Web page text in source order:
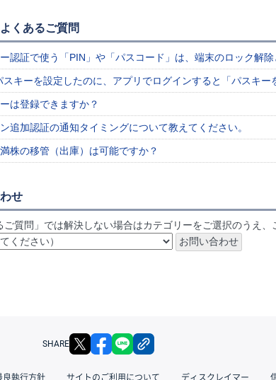
くあるご質問
認証で使う「PIN」や「パスコード」は、端末のロック解
スキーを設定したのに、アプリでログインすると「パスキー
は登録できますか？
追加認証の通知タイミングについて教えてください。
株の移管（出庫）は可能ですか？
せ
ご質問」では解決しない場合はカテゴリーをご選択のうえ、
SHARE X facebook
良執行方針 サイトのご利用について ディスクレイマー